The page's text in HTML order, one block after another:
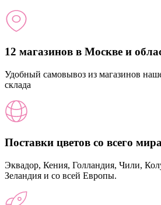
12 магазинов в Москве и
Удобный самовывоз из магазинов
склада
Поставки цветов со всего мира
Эквадор, Кения, Голландия, Чили,
Зеландия и со всей Европы.